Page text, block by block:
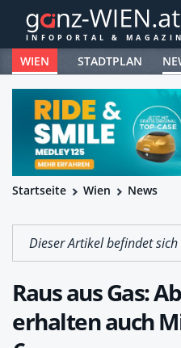
WIEN STADTPLAN
Startseite Wien News
Dieser Artikel befindet
Raus aus Gas:
erhalten auch